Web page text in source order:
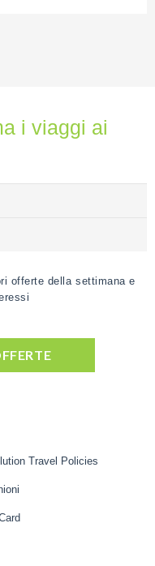
i viaggi ai
offerte della settimana e
Travel Policies